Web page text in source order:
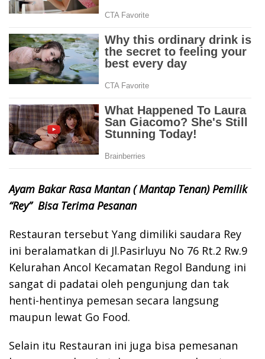
Ayam Bakar Rasa Mantan ( Mantap Tenan) Pemilik
“Rey” Bisa Terima Pesanan
Restauran tersebut Yang dimiliki saudara Rey
ini beralamatkan di Jl.Pasirluyu No 76 Rt.2 Rw.9
Kelurahan Ancol Kecamatan Regol Bandung ini
sangat di padatai oleh pengunjung dan tak
henti-hentinya pemesan secara langsung
maupun lewat Go Food.
Selain itu Restauran ini juga bisa pemesanan